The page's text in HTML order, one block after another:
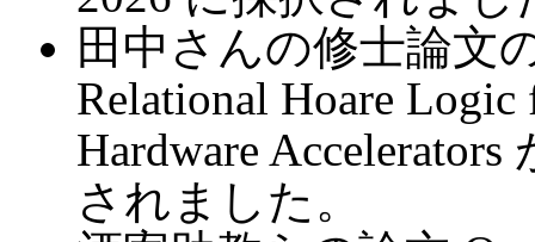
田中さんの修士論文
Relational Hoare
Hardware
されました。